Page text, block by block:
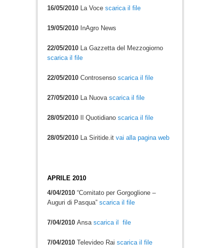
16/05/2010La Voce scarica il file
19/05/2010InAgro News
22/05/2010La Gazzetta del Mezzogiorno
scarica il file
22/05/2010 Controsenso scarica il file
27/05/2010La Nuova scarica il file
28/05/2010Il Quotidiano scarica il file
28/05/2010La Siritide.it vai alla pagina web
APRILE 2010
4/04/2010“Comitato per Gorgoglione –
Auguri di Pasqua” scarica il file
7/04/2010 Ansa scarica il file
7/04/2010Televideo Rai scarica il file